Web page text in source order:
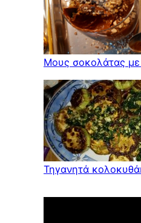
Μους σοκολάτας με
Τηγανητά